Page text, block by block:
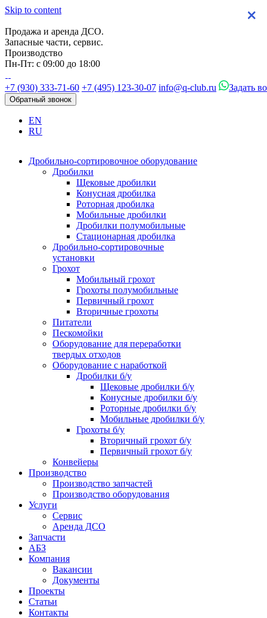
Skip to content
Продажа и аренда ДСО.
Запасные части, сервис.
Производство
Пн-Пт: с 09:00 до 18:00
+7 (930) 333-71-60 +7 (495) 123-30-07 info@q-club.ru Задать
Обратный звонок
EN
RU
Дробильно-сортировочное оборудование
Дробилки
Щековые дробилки
Конусная дробилка
Роторная дробилка
Мобильные дробилки
Дробилки полумобильные
Стационарная дробилка
Дробильно-сортировочные
установки
Грохот
Мобильный грохот
Грохоты полумобильные
Первичный грохот
Вторичные грохоты
Питатели
Пескомойки
Оборудование для переработки
твердых отходов
Оборудование с наработкой
Дробилки б/у
Щековые дробилки б/у
Конусные дробилки б/у
Роторные дробилки б/у
Мобильные дробилки б/у
Грохоты б/у
Вторичный грохот б/у
Первичный грохот б/у
Конвейеры
Производство
Производство запчастей
Производство оборудования
Услуги
Сервис
Аренда ДСО
Запчасти
АБЗ
Компания
Вакансии
Документы
Проекты
Статьи
Контакты
×
×
×
×